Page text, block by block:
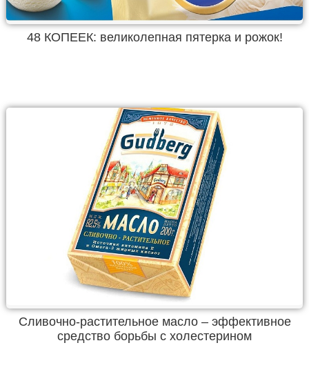
48 КОПЕЕК: великолепная пятерка и рожок!
Сливочно-растительное масло – эффективное
средство борьбы с холестерином